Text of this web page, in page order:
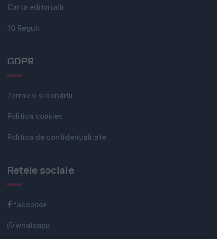
Carta editorială
10 Reguli
GDPR
Termeni si conditii
Politica cookies
Politica de confidențialitate
Rețele sociale
facebook
whatsapp